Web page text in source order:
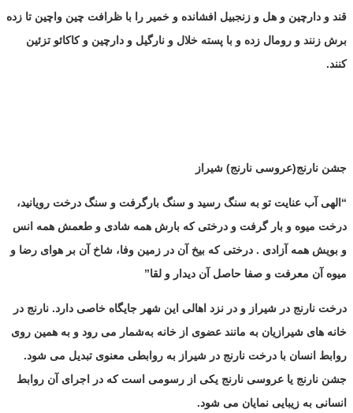
قند و دارچین و هل و زنجبیل افشانده و خمیر را با ظرافت چین واچین تا زده
برش زنند و رومال زده و با پسته خلال و نارگیل و دارچین و کاکائو تزئین
کنند.
جشن نارنج(عروسی نارنج) شیراز
“الهی آب عنایت تو به سنگ رسید و سنگ بارگرفت و سنگ درخت رویانید،
درخت میوه و بار گرفت و درختی که بارش همه شادی و طعمش همه انس
و بویش همه آزادی . درختی که بیخ آن در زمین وفا، شاخ آن بر هوای رضا و
میوه آن معرفت و صفا حاصل آن دیدار و لقا”
درخت نارنج در شیراز و در نزد اهالی این شهر جایگاه خاصی دارد. نارنج در
خانه های شیرازیان به مانند عضوی از خانه به‌شمار می رود و به همین روی
روابط انسان با درخت نارنج در شیراز به روابطی معنوی تبدیل می شود.
جشن نارنج یا عروسی نارنج یکی از رسومی است که در اجرای آن روابط
انسانی به زیبایی نمایان می شود.